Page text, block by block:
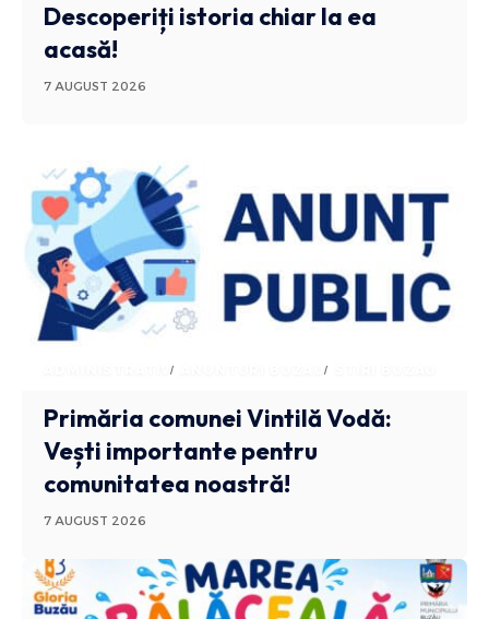
Descoperiți istoria chiar la ea
acasă!
7 AUGUST 2026
ADMINISTRATIV ANUNTURI BUZAU
Primăria comunei Vintilă Vodă:
Vești importante pentru
comunitatea noastră!
7 AUGUST 2026